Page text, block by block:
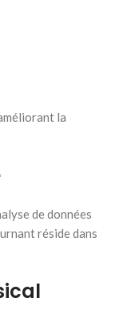
la
de données
réside dans